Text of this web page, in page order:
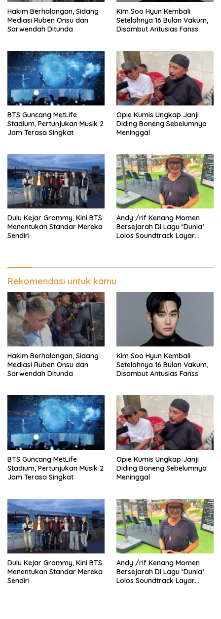
Hakim Berhalangan, Sidang
Mediasi Ruben Onsu dan
Sarwendah Ditunda
Kim Soo Hyun Kembali
Setelahnya 16 Bulan Vakum,
Disambut Antusias Fanss
BTS Guncang MetLife
Stadium, Pertunjukan Musik 2
Jam Terasa Singkat
Opie Kumis Ungkap Janji
Diding Boneng Sebelumnya
Meninggal
Dulu Kejar Grammy, Kini BTS
Menentukan Standar Mereka
Sendiri
Andy /rif Kenang Momen
Bersejarah Di Lagu ‘Dunia’
Lolos Soundtrack Layar
Rekomendasi untuk kamu
Hakim Berhalangan, Sidang
Mediasi Ruben Onsu dan
Sarwendah Ditunda
Kim Soo Hyun Kembali
Setelahnya 16 Bulan Vakum,
Disambut Antusias Fanss
BTS Guncang MetLife
Stadium, Pertunjukan Musik 2
Jam Terasa Singkat
Opie Kumis Ungkap Janji
Diding Boneng Sebelumnya
Meninggal
Dulu Kejar Grammy, Kini BTS
Menentukan Standar Mereka
Sendiri
Andy /rif Kenang Momen
Bersejarah Di Lagu ‘Dunia’
Lolos Soundtrack Layar